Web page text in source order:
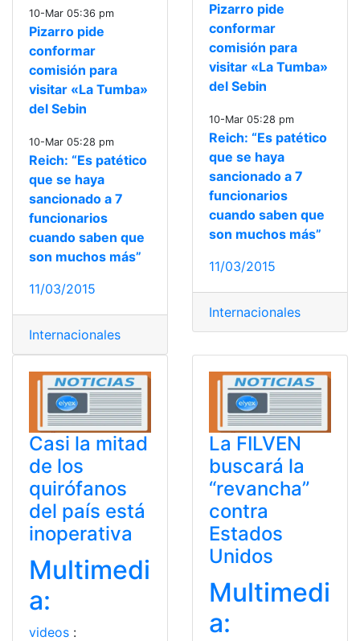
10-Mar 05:36 pm
Pizarro pide
conformar
comisión para
visitar «La Tumba»
del Sebin
10-Mar 05:28 pm
Reich: “Es patético
que se haya
sancionado a 7
funcionarios
cuando saben que
son muchos más”
11/03/2015
Internacionales
Pizarro pide
conformar
comisión para
visitar «La Tumba»
del Sebin
10-Mar 05:28 pm
Reich: “Es patético
que se haya
sancionado a 7
funcionarios
cuando saben que
son muchos más”
11/03/2015
Internacionales
Casi la mitad
de los
quirófanos
del país está
inoperativa
Multimedi
a:
videos :
La FILVEN
buscará la
“revancha”
contra
Estados
Unidos
Multimedi
a: